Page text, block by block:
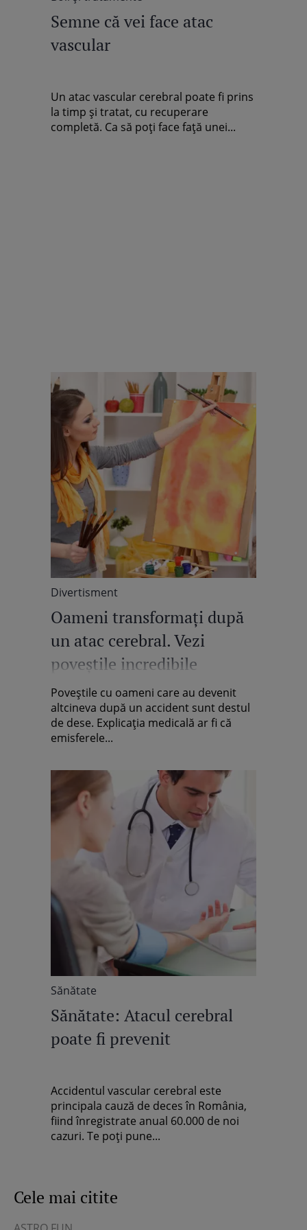
Semne că vei face atac
vascular
Un atac vascular cerebral poate fi prins
la timp şi tratat, cu recuperare
completă. Ca să poţi face faţă unei...
Divertisment
Oameni transformaţi după
un atac cerebral. Vezi
poveştile incredibile
Poveştile cu oameni care au devenit
altcineva după un accident sunt destul
de dese. Explicaţia medicală ar fi că
emisferele...
Sănătate
Sănătate: Atacul cerebral
poate fi prevenit
Accidentul vascular cerebral este
principala cauză de deces în România,
fiind înregistrate anual 60.000 de noi
cazuri. Te poți pune...
Cele mai citite